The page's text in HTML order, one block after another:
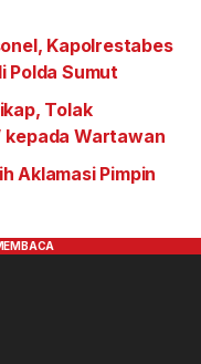
Kapolrestabes
Polda Sumut
Tolak
kepada Wartawan
Aklamasi Pimpin